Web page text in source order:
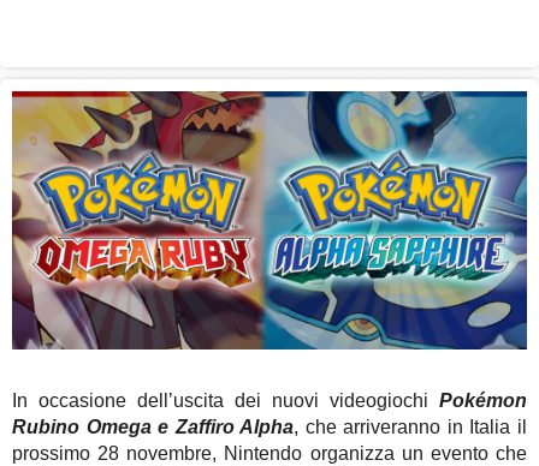
In occasione dell’uscita dei nuovi videogiochi Pokémon
Rubino Omega e Zaffiro Alpha, che arriveranno in Italia il
prossimo 28 novembre, Nintendo organizza un evento che